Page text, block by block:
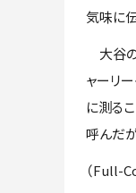
気味に
大谷の
ャーリ
に測る
呼んだ
（Full-